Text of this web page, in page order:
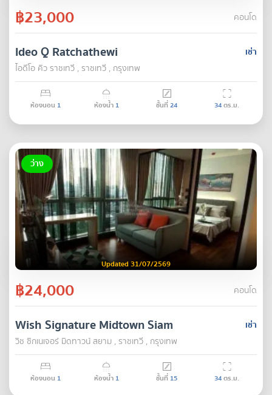
฿23,000 คอนโด
เช่า
Ideo Q Ratchathewi
ไอดีโอ คิว ราชเทวี , ราชเทวี , กรุงเทพ
ห้องนอน 1 ห้องน้ำ 1 ชั้นที่24 34ตร.ม.
ว่าง
Updated 31/07/2569
฿24,000 คอนโด
เช่า
Wish Signature Midtown Siam
วิช ซิกเนเจอร์ มิดทาวน์ สยาม , ราชเทวี , กรุงเทพ
ห้องนอน 1 ห้องน้ำ 1 ชั้นที่ 15 34ตร.ม.